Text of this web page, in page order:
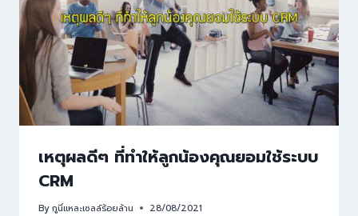
เหตุผลดีๆ ที่ทำให้ลูกน้องคุณยอมใช้ระบบ
CRM
Byกูนี่แหละเซลล์ร้อยล้าน 28/08/2021